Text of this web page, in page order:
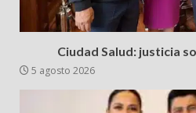
Ciudad Salud: justicia
5 agosto 2026